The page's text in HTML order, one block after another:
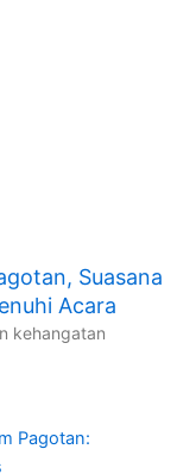
Suasana
Acara
kehangatan